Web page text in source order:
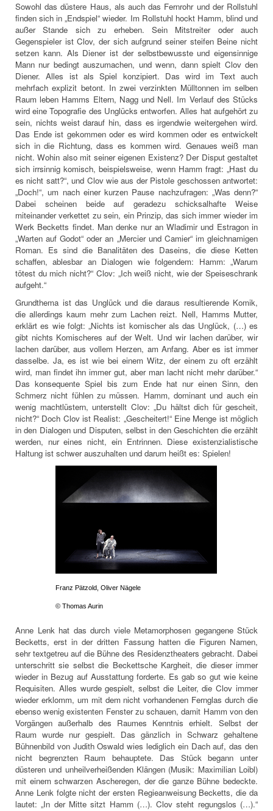
Sowohl das düstere Haus, als auch das Fernrohr und der Rollstuhl
finden sich in „Endspiel“ wieder. Im Rollstuhl hockt Hamm, blind und
außer Stande sich zu erheben. Sein Mitstreiter oder auch
Gegenspieler ist Clov, der sich aufgrund seiner steifen Beine nicht
setzen kann. Als Diener ist der selbstbewusste und eigensinnige
Mann nur bedingt auszumachen, und wenn, dann spielt Clov den
Diener. Alles ist als Spiel konzipiert. Das wird im Text auch
mehrfach explizit betont. In zwei verzinkten Mülltonnen im selben
Raum leben Hamms Eltern, Nagg und Nell. Im Verlauf des Stücks
wird eine Topografie des Unglücks entworfen. Alles hat aufgehört zu
sein, nichts weist darauf hin, dass es irgendwie weitergehen wird.
Das Ende ist gekommen oder es wird kommen oder es entwickelt
sich in die Richtung, dass es kommen wird. Genaues weiß man
nicht. Wohin also mit seiner eigenen Existenz? Der Disput gestaltet
sich irrsinnig komisch, beispielsweise, wenn Hamm fragt: „Hast du
es nicht satt?“, und Clov wie aus der Pistole geschossen antwortet:
„Doch!“, um nach einer kurzen Pause nachzufragen: „Was denn?“
Dabei scheinen beide auf geradezu schicksalhafte Weise
miteinander verkettet zu sein, ein Prinzip, das sich immer wieder im
Werk Becketts findet. Man denke nur an Wladimir und Estragon in
„Warten auf Godot“ oder an „Mercier und Camier“ im gleichnamigen
Roman. Es sind die Banalitäten des Daseins, die diese Ketten
schaffen, ablesbar an Dialogen wie folgendem: Hamm: „Warum
tötest du mich nicht?“ Clov: „Ich weiß nicht, wie der Speiseschrank
aufgeht.“
Grundthema ist das Unglück und die daraus resultierende Komik,
die allerdings kaum mehr zum Lachen reizt. Nell, Hamms Mutter,
erklärt es wie folgt: „Nichts ist komischer als das Unglück, (…) es
gibt nichts Komischeres auf der Welt. Und wir lachen darüber, wir
lachen darüber, aus vollem Herzen, am Anfang. Aber es ist immer
dasselbe. Ja, es ist wie bei einem Witz, der einem zu oft erzählt
wird, man findet ihn immer gut, aber man lacht nicht mehr darüber.“
Das konsequente Spiel bis zum Ende hat nur einen Sinn, den
Schmerz nicht fühlen zu müssen. Hamm, dominant und auch ein
wenig machtlüstern, unterstellt Clov: „Du hältst dich für gescheit,
nicht?“ Doch Clov ist Realist: „Gescheitert!“ Eine Menge ist möglich
in den Dialogen und Disputen, selbst in den Geschichten die erzählt
werden, nur eines nicht, ein Entrinnen. Diese existenzialistische
Haltung ist schwer auszuhalten und darum heißt es: Spielen!
Franz Pätzold, Oliver Nägele
© Thomas Aurin
Anne Lenk hat das durch viele Metamorphosen gegangene Stück
Becketts, erst in der dritten Fassung hatten die Figuren Namen,
sehr textgetreu auf die Bühne des Residenztheaters gebracht. Dabei
unterschritt sie selbst die Beckettsche Kargheit, die dieser immer
wieder in Bezug auf Ausstattung forderte. Es gab so gut wie keine
Requisiten. Alles wurde gespielt, selbst die Leiter, die Clov immer
wieder erklomm, um mit dem nicht vorhandenen Fernglas durch die
ebenso wenig existenten Fenster zu schauen, damit Hamm von den
Vorgängen außerhalb des Raumes Kenntnis erhielt. Selbst der
Raum wurde nur gespielt. Das gänzlich in Schwarz gehaltene
Bühnenbild von Judith Oswald wies lediglich ein Dach auf, das den
nicht begrenzten Raum behauptete. Das Stück begann unter
düsteren und unheilverheißenden Klängen (Musik: Maximilian Loibl)
mit einem schwarzen Ascheregen, der die ganze Bühne bedeckte.
Anne Lenk folgte nicht der ersten Regieanweisung Becketts, die da
lautet: „In der Mitte sitzt Hamm (…). Clov steht regungslos (…).“